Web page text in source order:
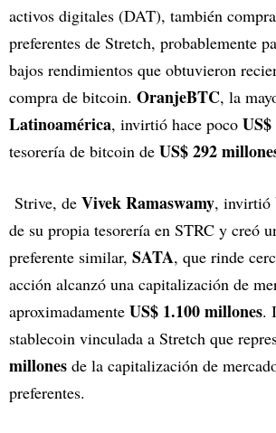
activos digitales (DAT), también
preferentes de Stretch, probablemente
bajos rendimientos que obtuvieron
compra de bitcoin. OranjeBTC, la
Latinoamérica, invirtió hace poco
tesorería de bitcoin de US$ 292
Strive, de Vivek Ramaswamy, invirtió
de su propia tesorería en STRC y creó
preferente similar, SATA, que rinde
acción alcanzó una capitalización de
aproximadamente US$ 1.100 millones.
stablecoin vinculada a Stretch que
millones de la capitalización de
preferentes.